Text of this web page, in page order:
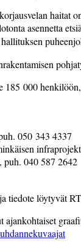
haitat
asennetta
185 000
050 343 4337
puh. 040 587 2642
tiedote löytyvät
ajankohtaiset